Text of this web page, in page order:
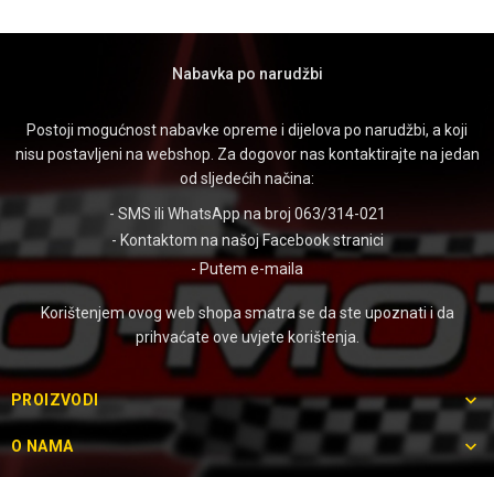
Nabavka po narudžbi
Postoji mogućnost nabavke opreme i dijelova po narudžbi, a koji
nisu postavljeni na webshop. Za dogovor nas kontaktirajte na jedan
od sljedećih načina:
- SMS ili WhatsApp na broj 063/314-021
- Kontaktom na našojFacebook stranici
- Putem e-maila
Korištenjem ovog web shopa smatra se da ste upoznati i da
prihvaćate ove uvjete korištenja.
PROIZVODI 
O NAMA 